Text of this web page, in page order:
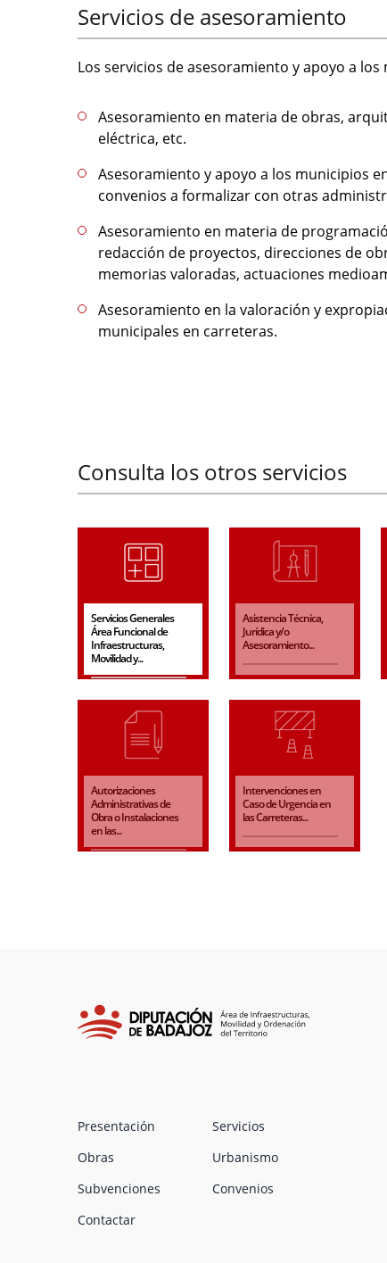
Servicios de asesoramiento
Los servicios de asesoramiento y apoyo a
Asesoramiento en materia de obras,
eléctrica, etc.
Asesoramiento y apoyo a los municipios
convenios a formalizar con otras
Asesoramiento en materia de
redacción de proyectos, direcciones de
memorias valoradas, actuaciones
Asesoramiento en la valoración y
municipales en carreteras.
Consulta los otros servicios
Servicios Generales
Área Funcional de
Infraestructuras,
Movilidad y...
Asistencia Técnica,
Jurídica y/o
Asesoramiento...
Autorizaciones
Administrativas de
Obra o Instalaciones
en las...
Intervenciones en
Caso de Urgencia en
las Carreteras...
Presentación
Servicios
Obras
Urbanismo
Subvenciones
Convenios
Contactar